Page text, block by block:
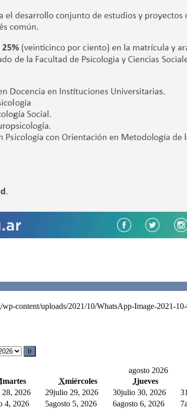
wp-content/uploads/2021/10/WhatsApp-Image-2021-
agosto 2026
martes Xmiércoles Jjueves
2026 29julio 29, 2026 30julio 30, 2026 31
4, 2026 5agosto 5, 2026 6agosto 6, 2026 7